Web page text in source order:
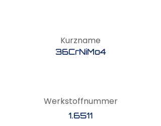
Kurzname
36CrNiMo4
Werkstoffnummer
1.6511